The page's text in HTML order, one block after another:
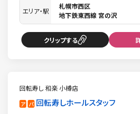
エリア・駅
札幌市西区
地下鉄東西線 宮の沢
クリップ
回転寿し 和楽 小樽店
ア パ 回転寿しホールスタッフ